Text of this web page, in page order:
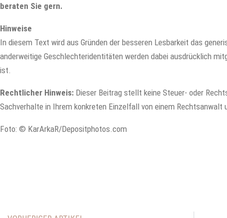
beraten Sie gern.
Hinweise
In diesem Text wird aus Gründen der besseren Lesbarkeit das
anderweitige Geschlechteridentitäten werden dabei ausdrücklich
ist.
Rechtlicher Hinweis: Dieser Beitrag stellt keine Steuer- oder
Sachverhalte in Ihrem konkreten Einzelfall von einem Rechtsanwalt
Foto: © KarArkaR/Depositphotos.com